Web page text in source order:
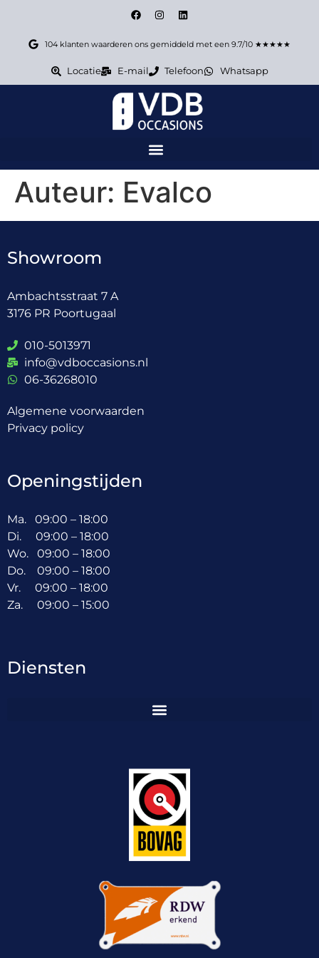
104 klanten waarderen ons gemiddeld met een 9.7/10 ★★★★★
Locatie E-mail Telefoon Whatsapp
Auteur: Evalco
Showroom
Ambachtsstraat 7 A
3176 PR Poortugaal
010-5013971
info@vdboccasions.nl
06-36268010
Algemene voorwaarden
Privacy policy
Openingstijden
Ma. 09:00 – 18:00
Di. 09:00 – 18:00
Wo. 09:00 – 18:00
Do. 09:00 – 18:00
Vr. 09:00 – 18:00
Za. 09:00 – 15:00
Diensten